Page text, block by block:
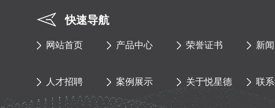
快速导航
网站首页 产品中心 荣誉证书 新
人才招聘 案例展示 关于悦星德 联